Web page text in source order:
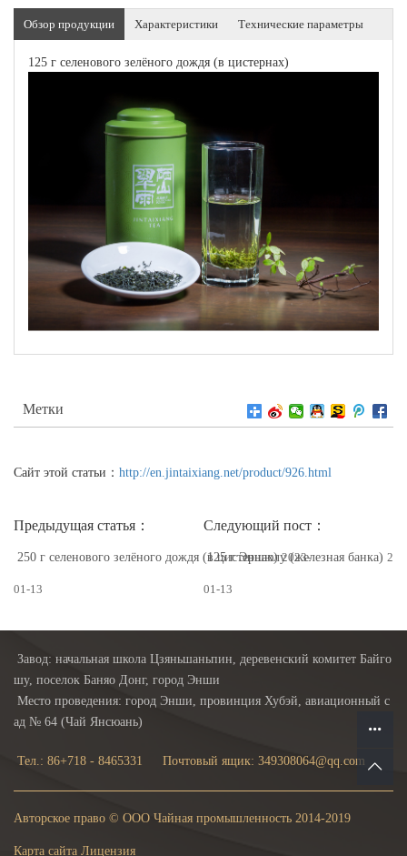
Обзор продукции Характеристики Технические параметры
125 г селенового зелёного дождя (в цистернах)
Метки
Сайт этой статьи： http://en.jintaixiang.net/product/926.html
Предыдущая статья：
250 г селенового зелёного дождя (в цистернах)2023-
01-13
Следующий пост：
125 г Эншюлу (железная банка)
01-13
Завод: начальная школа Цзяньшаньпин, деревенский комитет Байго
шу, поселок Баняо Донг, город Энши
Место проведения: город Энши, провинция Хубэй, авиационный с
ад № 64 (Чай Янсюань)
Тел.: 86+718 - 8465331 Почтовый ящик: 349308064@qq.com
Авторское право © ООО Чайная промышленность 2014-2019
Карта сайта Лицензия